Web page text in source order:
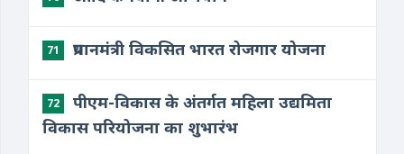
71 प्रधानमंत्री विकसित भारत रोजगार योजना
72
पीएम-विकास के अंतर्गत महिला उद्यमिता
विकास परियोजना का शुभारंभ